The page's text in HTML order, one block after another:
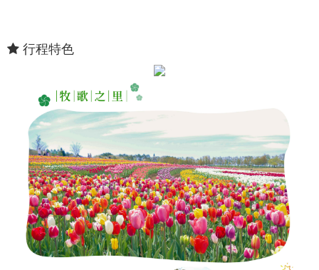
行程特色